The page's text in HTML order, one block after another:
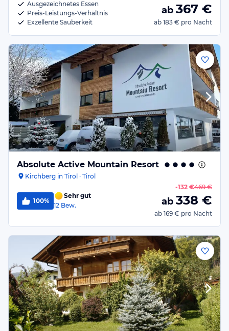
Ausgezeichnetes Essen
Preis-Leistungs-Verhältnis
Exzellente Sauberkeit
ab 367 €
ab 183 € pro Nacht
Absolute Active Mountain Resort
Kirchberg in Tirol · Tirol
100%
Sehr gut
12 Bew.
-132 €469 €
ab 338 €
ab 169 € pro Nacht